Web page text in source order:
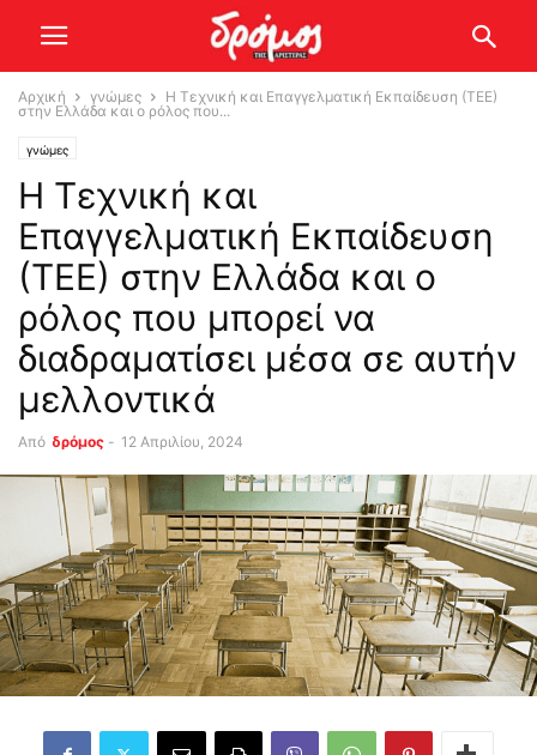
Αρχική γνώμες
Η Τεχνική και Επαγγελματική Εκπαίδευση (ΤΕΕ)
στην Ελλάδα και ο ρόλος που...
γνώμες
Η Τεχνική και
Επαγγελματική Εκπαίδευση
(ΤΕΕ) στην Ελλάδα και ο
ρόλος που μπορεί να
διαδραματίσει μέσα σε αυτήν
μελλοντικά
Από δρόμος - 12 Απριλίου, 2024